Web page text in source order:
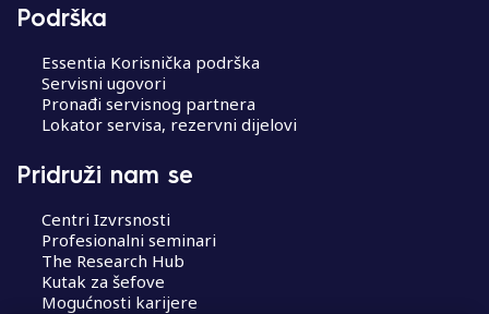
Podrška
Essentia Korisnička podrška
Servisni ugovori
Pronađi servisnog partnera
Lokator servisa, rezervni dijelovi
Pridruži nam se
Centri Izvrsnosti
Profesionalni seminari
The Research Hub
Kutak za šefove
Mogućnosti karijere